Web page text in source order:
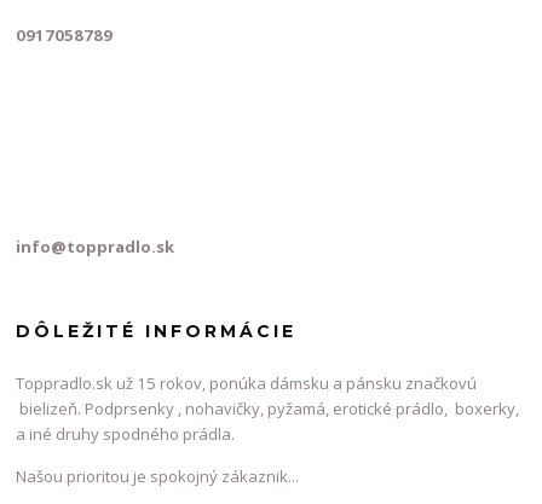
0917058789
info@toppradlo.sk
DÔLEŽITÉ INFORMÁCIE
Toppradlo.sk už 15 rokov, ponúka dámsku a pánsku značkovú
bielizeň. Podprsenky , nohavičky, pyžamá, erotické prádlo, boxerky,
a iné druhy spodného prádla.
Našou prioritou je spokojný zákaznik...